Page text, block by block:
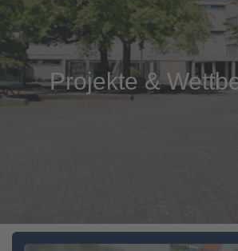
Projekte &